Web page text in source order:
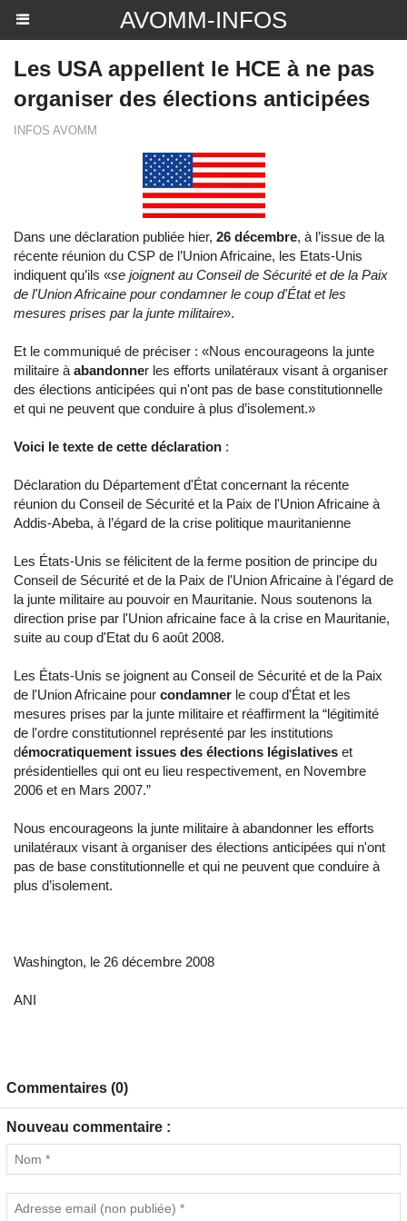
AVOMM-INFOS
Les USA appellent le HCE à ne pas
organiser des élections anticipées
INFOS AVOMM
Dans une déclaration publiée hier, 26 décembre, à l’issue de la
récente réunion du CSP de l’Union Africaine, les Etats-Unis
indiquent qu’ils «se joignent au Conseil de Sécurité et de la Paix
de l'Union Africaine pour condamner le coup d'État et les
mesures prises par la junte militaire».
Et le communiqué de préciser : «Nous encourageons la junte
militaire à abandonner les efforts unilatéraux visant à organiser
des élections anticipées qui n'ont pas de base constitutionnelle
et qui ne peuvent que conduire à plus d’isolement.»
Voici le texte de cette déclaration :
Déclaration du Département d'État concernant la récente
réunion du Conseil de Sécurité et la Paix de l'Union Africaine à
Addis-Abeba, à l’égard de la crise politique mauritanienne
Les États-Unis se félicitent de la ferme position de principe du
Conseil de Sécurité et de la Paix de l'Union Africaine à l'égard de
la junte militaire au pouvoir en Mauritanie. Nous soutenons la
direction prise par l'Union africaine face à la crise en Mauritanie,
suite au coup d'Etat du 6 août 2008.
Les États-Unis se joignent au Conseil de Sécurité et de la Paix
de l'Union Africaine pour condamner le coup d'État et les
mesures prises par la junte militaire et réaffirment la “légitimité
de l'ordre constitutionnel représenté par les institutions
démocratiquement issues des élections législatives et
présidentielles qui ont eu lieu respectivement, en Novembre
2006 et en Mars 2007.”
Nous encourageons la junte militaire à abandonner les efforts
unilatéraux visant à organiser des élections anticipées qui n'ont
pas de base constitutionnelle et qui ne peuvent que conduire à
plus d’isolement.
Washington, le 26 décembre 2008
ANI
Commentaires (0)
Nouveau commentaire :